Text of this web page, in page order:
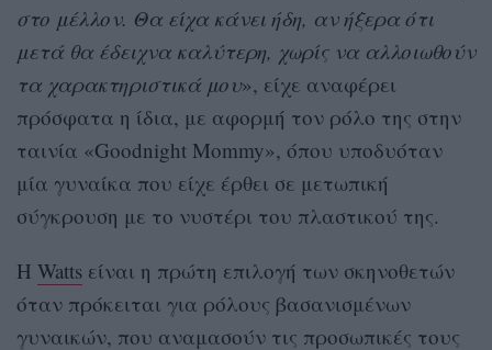
στο μέλλον. Θα είχα κάνει ήδη, αν ήξερα ότι
μετά θα έδειχνα καλύτερη, χωρίς να αλλοιωθούν
τα χαρακτηριστικά μου», είχε αναφέρει
πρόσφατα η ίδια, με αφορμή τον ρόλο της στην
ταινία «Goodnight Mommy», όπου υποδυόταν
μία γυναίκα που είχε έρθει σε μετωπική
σύγκρουση με το νυστέρι του πλαστικού της.
Η Watts είναι η πρώτη επιλογή των σκηνοθετών
όταν πρόκειται για ρόλους βασανισμένων
γυναικών, που αναμασούν τις προσωπικές τους